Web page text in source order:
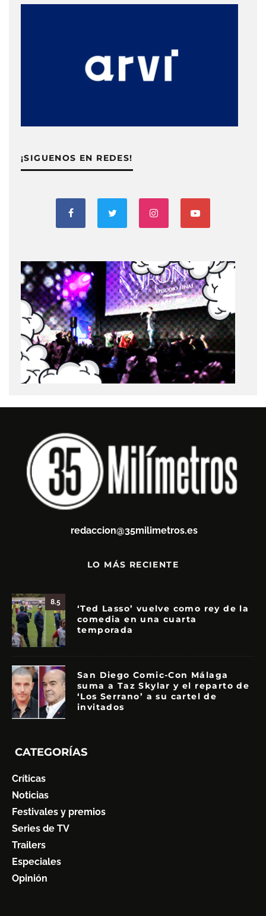
¡SIGUENOS EN REDES!
redaccion@35milimetros.es
LO MÁS RECIENTE
8.5
‘Ted Lasso’ vuelve como rey de la
comedia en una cuarta
temporada
San Diego Comic-Con Málaga
suma a Taz Skylar y el reparto de
‘Los Serrano’ a su cartel de
invitados
CATEGORÍAS
Críticas
Noticias
Festivales y premios
Series de TV
Trailers
Especiales
Opinión